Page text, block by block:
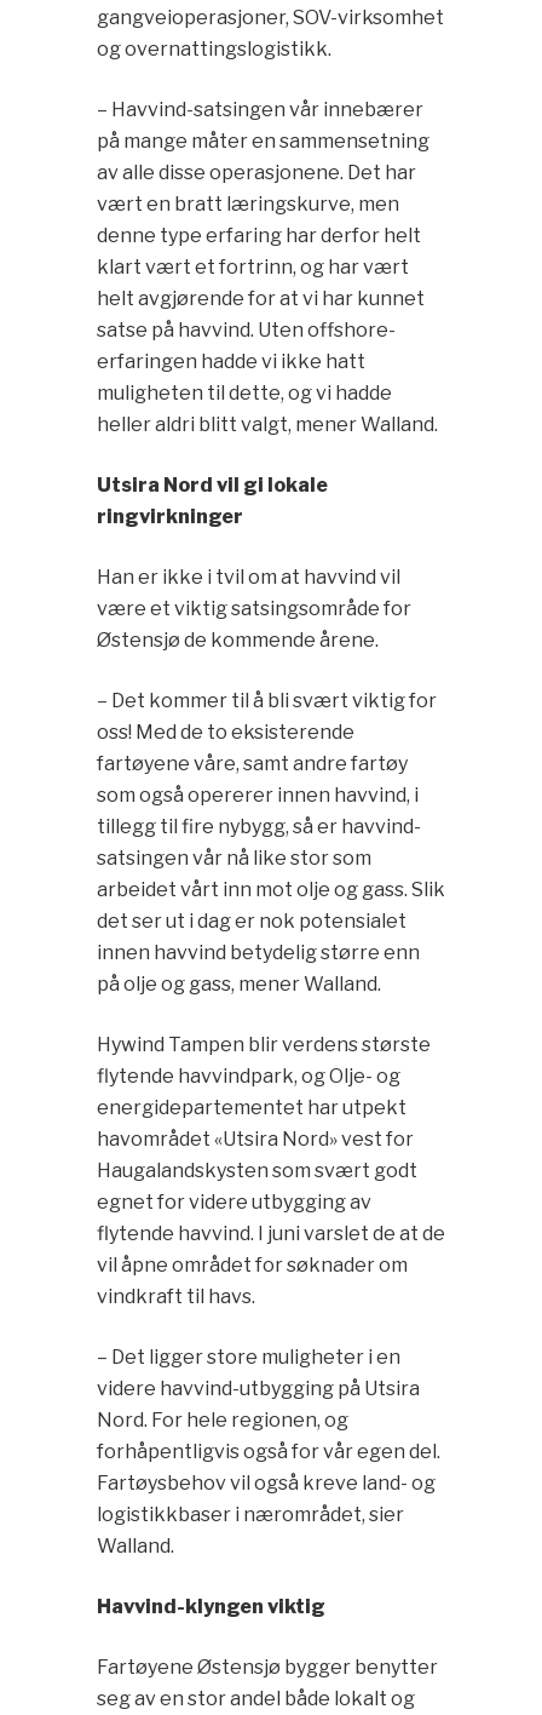
gangveioperasjoner, SOV-virksomhet
og overnattingslogistikk.
– Havvind-satsingen vår innebærer
på mange måter en sammensetning
av alle disse operasjonene. Det har
vært en bratt læringskurve, men
denne type erfaring har derfor helt
klart vært et fortrinn, og har vært
helt avgjørende for at vi har kunnet
satse på havvind. Uten offshore-
erfaringen hadde vi ikke hatt
muligheten til dette, og vi hadde
heller aldri blitt valgt, mener Walland.
Utsira Nord vil gi lokale
ringvirkninger
Han er ikke i tvil om at havvind vil
være et viktig satsingsområde for
Østensjø de kommende årene.
– Det kommer til å bli svært viktig for
oss! Med de to eksisterende
fartøyene våre, samt andre fartøy
som også opererer innen havvind, i
tillegg til fire nybygg, så er havvind-
satsingen vår nå like stor som
arbeidet vårt inn mot olje og gass. Slik
det ser ut i dag er nok potensialet
innen havvind betydelig større enn
på olje og gass, mener Walland.
Hywind Tampen blir verdens største
flytende havvindpark, og Olje- og
energidepartementet har utpekt
havområdet «Utsira Nord» vest for
Haugalandskysten som svært godt
egnet for videre utbygging av
flytende havvind. I juni varslet de at de
vil åpne området for søknader om
vindkraft til havs.
– Det ligger store muligheter i en
videre havvind-utbygging på Utsira
Nord. For hele regionen, og
forhåpentligvis også for vår egen del.
Fartøysbehov vil også kreve land- og
logistikkbaser i nærområdet, sier
Walland.
Havvind-klyngen viktig
Fartøyene Østensjø bygger benytter
seg av en stor andel både lokalt og